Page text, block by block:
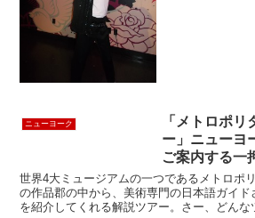
ニューヨーク
「メトロポ
ー」ニューヨ
ご案内する
①
世界4大ミュージアムの一つであるメトロポ
の作品郡の中から、美術専門の日本語ガイ
を紹介してくれる解説ツアー。さー、どん